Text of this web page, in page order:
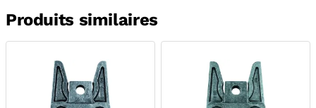
Produits similaires